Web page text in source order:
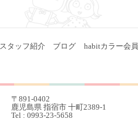
スタッフ紹介 ブログ habitカラー会員
〒891-0402
鹿児島県 指宿市 十町2389-1
Tel : 0993-23-5658